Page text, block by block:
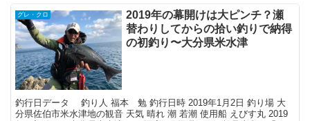
グレ・クロ
2019年の幕開けは大ピンチ？瀬
替わりしてからの拾い釣りで納得
の初釣り〜大分県米水津
釣行日データ 釣り人 福本 勉 釣行日時 2019年1月2日 釣り場 大
分県佐伯市米水津地の観音 天気 晴れ 潮 若潮 使用船 えびす丸 2019